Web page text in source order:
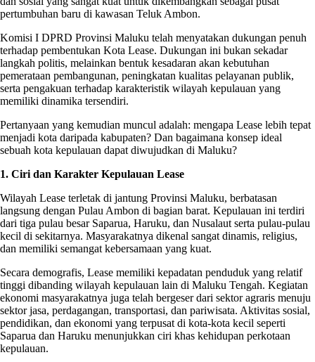
pertumbuhan baru di kawasan Teluk Ambon.
Komisi I DPRD Provinsi Maluku telah menyatakan dukungan penuh
terhadap pembentukan Kota Lease. Dukungan ini bukan sekadar
langkah politis, melainkan bentuk kesadaran akan kebutuhan
pemerataan pembangunan, peningkatan kualitas pelayanan publik,
serta pengakuan terhadap karakteristik wilayah kepulauan yang
memiliki dinamika tersendiri.
Pertanyaan yang kemudian muncul adalah: mengapa Lease lebih tepat
menjadi kota daripada kabupaten? Dan bagaimana konsep ideal
sebuah kota kepulauan dapat diwujudkan di Maluku?
1. Ciri dan Karakter Kepulauan Lease
Wilayah Lease terletak di jantung Provinsi Maluku, berbatasan
langsung dengan Pulau Ambon di bagian barat. Kepulauan ini terdiri
dari tiga pulau besar Saparua, Haruku, dan Nusalaut serta pulau-pulau
kecil di sekitarnya. Masyarakatnya dikenal sangat dinamis, religius,
dan memiliki semangat kebersamaan yang kuat.
Secara demografis, Lease memiliki kepadatan penduduk yang relatif
tinggi dibanding wilayah kepulauan lain di Maluku Tengah. Kegiatan
ekonomi masyarakatnya juga telah bergeser dari sektor agraris menuju
sektor jasa, perdagangan, transportasi, dan pariwisata. Aktivitas sosial,
pendidikan, dan ekonomi yang terpusat di kota-kota kecil seperti
Saparua dan Haruku menunjukkan ciri khas kehidupan perkotaan
kepulauan.